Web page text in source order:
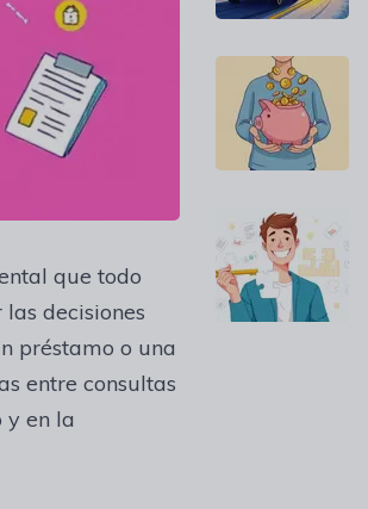
que todo
decisiones
préstamo o una
entre consultas
y en la